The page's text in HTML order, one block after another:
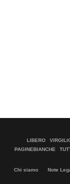
LIBERO
PAGINEBIANCHE
Chi siamo Note